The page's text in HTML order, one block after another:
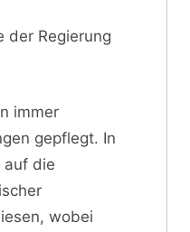
der Regierung
immer
gepflegt. In
auf die
wobei